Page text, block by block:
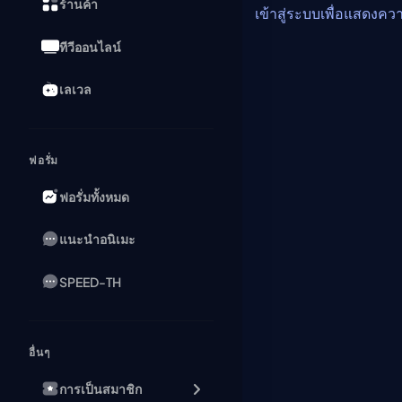
ร้านค้า
ทีวีออนไลน์
เลเวล
ฟอรั่ม
ฟอรั่มทั้งหมด
แนะนำอนิเมะ
SPEED-TH
อื่นๆ
การเป็นสมาชิก
เข้าสู่ระบบเพื่อแสดงค